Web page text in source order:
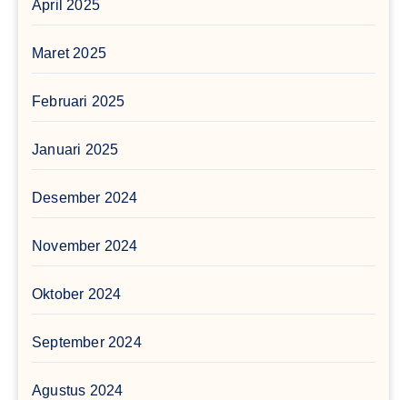
April 2025
Maret 2025
Februari 2025
Januari 2025
Desember 2024
November 2024
Oktober 2024
September 2024
Agustus 2024